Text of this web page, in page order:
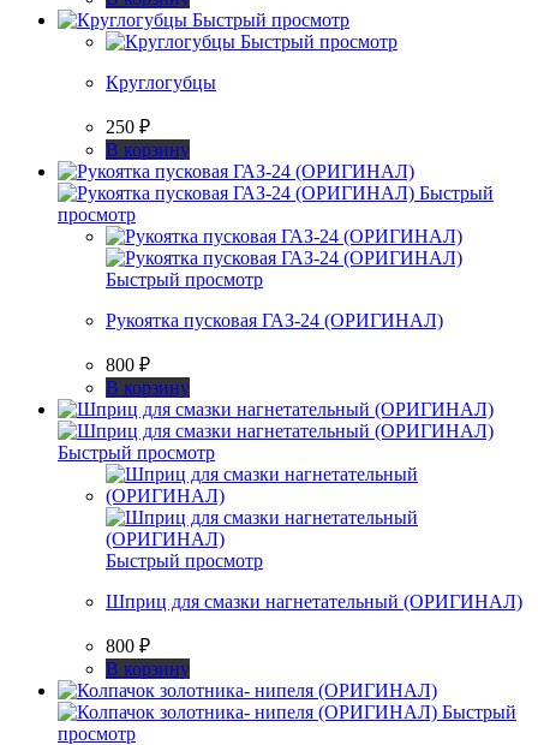
Быстрый просмотр
Быстрый просмотр
Круглогубцы
250 ₽
В корзину
Быстрый
просмотр
Быстрый просмотр
Рукоятка пусковая ГАЗ-24 (ОРИГИНАЛ)
800 ₽
В корзину
Быстрый просмотр
Быстрый просмотр
Шприц для смазки нагнетательный (ОРИГИНАЛ)
800 ₽
В корзину
Быстрый
просмотр